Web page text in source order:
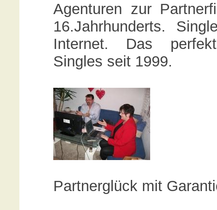
Agenturen zur
16.Jahrhunderts.
Internet. Das
Singles seit 1999.
Partnerglück mit